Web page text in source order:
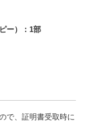
ー）：1部
で、証明書受取時に